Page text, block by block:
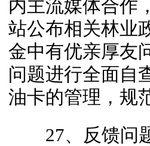
内主流媒体合作
站公布相关林业
金中有优亲厚友
问题进行全面自
油卡的管理，规
27、反馈问题